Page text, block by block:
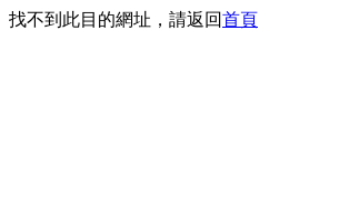
找不到此目的網址，請返回首頁